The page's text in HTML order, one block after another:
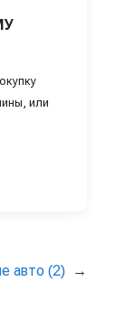
или
авто (2) →